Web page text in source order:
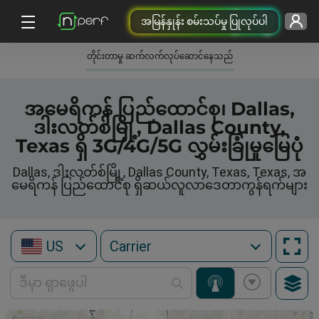
အမြန်နှုန်း စမ်းသပ်မှု ပြုလုပ်ပါ
တိုင်းတာမှု ဆက်လက်လုပ်ဆောင်နေသည်
အမေရိကန် ပြည်ထောင်စု၊ Dallas,
ဒါးလတ်စ်မြို့, Dallas County,
Texas ရှိ 3G/4G/5G လွှမ်းခြုံမှုမြေပုံ
Dallas, ဒါးလတ်စ်မြို့, Dallas County, Texas, Texas, အ
မေရိကန် ပြည်ထောင်စု ရှိဆယ်လူလာဒေတာကွန်ရက်များ
US